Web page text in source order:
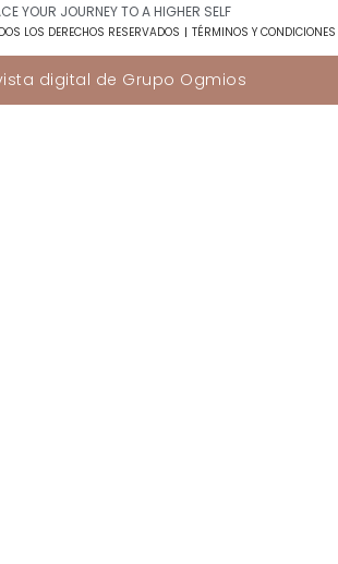
YOUR JOURNEY TO A HIGHER SELF​
LOS DERECHOS RESERVADOS TÉRMINOS Y CONDICIONES
digital de Grupo Ogmios